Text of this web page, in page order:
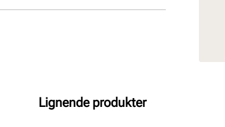
Lignende produkter